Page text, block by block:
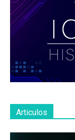
Articulos